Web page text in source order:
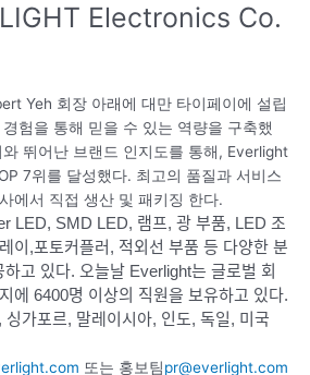
Electronics Co.
Yeh 회장 아래에 대만 타이페이에 설립
험을 통해 믿을 수 있는 역량을 구축했
뛰어난 브랜드 인지도를 통해, Everlight
7위를 달성했다. 최고의 품질과 서비스
에서 직접 생산 및 패키징 한다.
LED, SMD LED, 램프, 광 부품, LED 조
이,포토커플러, 적외선 부품 등 다양한 분
하고 있다. 오늘날 Everlight는 글로벌 회
에 6400명 이상의 직원을 보유하고 있다.
가포르, 말레이시아, 인도, 독일, 미국
또는 홍보팀pr@everlight.com